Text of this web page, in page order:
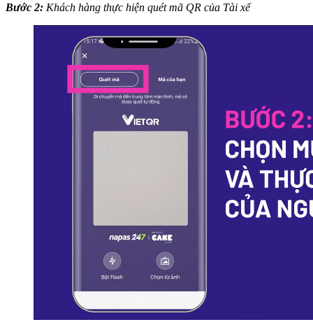
Bước 2: Khách hàng thực hiện quét mã QR của Tài xế